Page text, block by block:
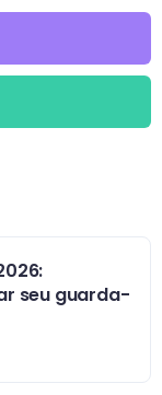
seu guarda-